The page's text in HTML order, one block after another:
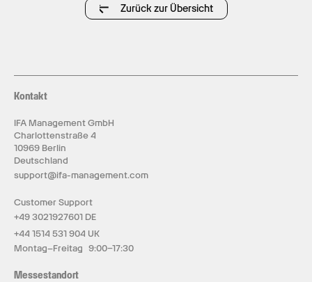
Zurück zur Übersicht
Kontakt
IFA Management GmbH
Charlottenstraße 4
10969 Berlin
Deutschland
support@ifa-management.com
Customer Support
+49 3021927601 DE
+44 1514 531 904 UK
Montag–Freitag 9:00–17:30
Messestandort